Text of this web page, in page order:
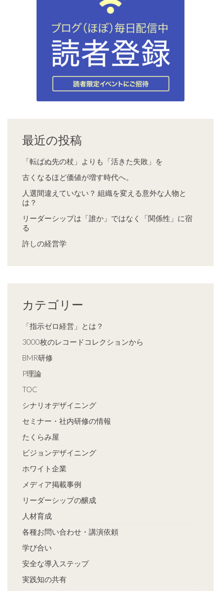
最近の投稿
「転ばぬ先の杖」よりも「活きた失敗」を
古くなるほど価値が増す時代へ。
人選間違えていない？ 組織を変える意外な人物と
は？
リーダーシップは「誰か」ではなく「関係性」に宿
る
許しの経営学
カテゴリー
「指示ゼロ経営」とは？
3000枚のレコードコレクションから
BMR研修
P理論
TOC
シナリオデザイニング
セミナー・社内研修の情報
たくらみ屋
ビジョンデザイニング
ホワイト企業
メディア掲載事例
リーダーシップの醸成
人材育成
各種お問い合わせ・講演依頼
学び合い
安全な導入ステップ
実践知の共有